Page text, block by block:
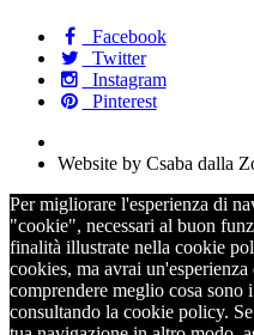
Facebook
Twitter
Instagram
Pinterest
Website by Csaba dalla
Per migliorare l'esperienza di
"cookie", necessari al buon
finalità illustrate nella cookie
cookies, ma avrai
comprendere meglio cosa
consultando la cookie policy.